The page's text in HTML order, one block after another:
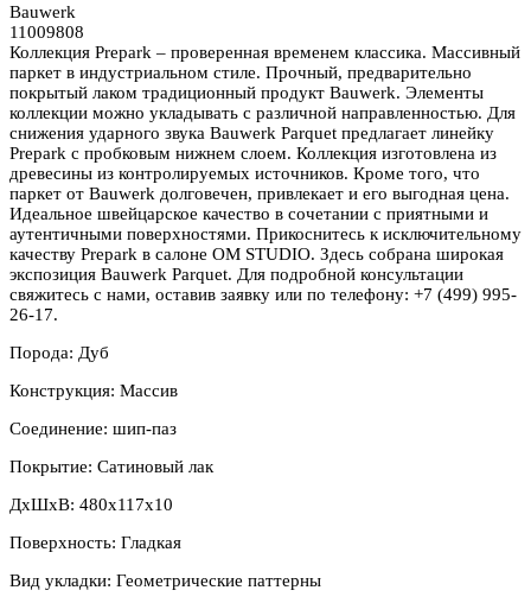
Bauwerk
11009808
Коллекция Prepark – проверенная временем классика. Массивный
паркет в индустриальном стиле. Прочный, предварительно
покрытый лаком традиционный продукт Bauwerk. Элементы
коллекции можно укладывать с различной направленностью. Для
снижения ударного звука Bauwerk Parquet предлагает линейку
Prepark с пробковым нижнем слоем. Коллекция изготовлена из
древесины из контролируемых источников. Кроме того, что
паркет от Bauwerk долговечен, привлекает и его выгодная цена.
Идеальное швейцарское качество в сочетании с приятными и
аутентичными поверхностями. Прикоснитесь к исключительному
качеству Prepark в салоне OM STUDIO. Здесь собрана широкая
экспозиция Bauwerk Parquet. Для подробной консультации
свяжитесь с нами, оставив заявку или по телефону: +7 (499) 995-
26-17.
Порода: Дуб
Конструкция: Массив
Соединение: шип-паз
Покрытие: Сатиновый лак
ДхШхВ: 480x117x10
Поверхность: Гладкая
Вид укладки: Геометрические паттерны